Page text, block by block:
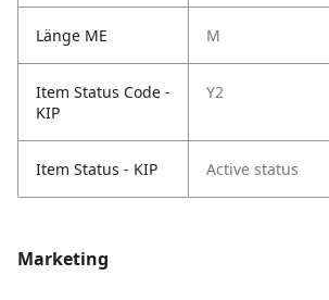
Länge ME M
Item Status Code -
KIP
Y2
Item Status - KIP Active status
Marketing